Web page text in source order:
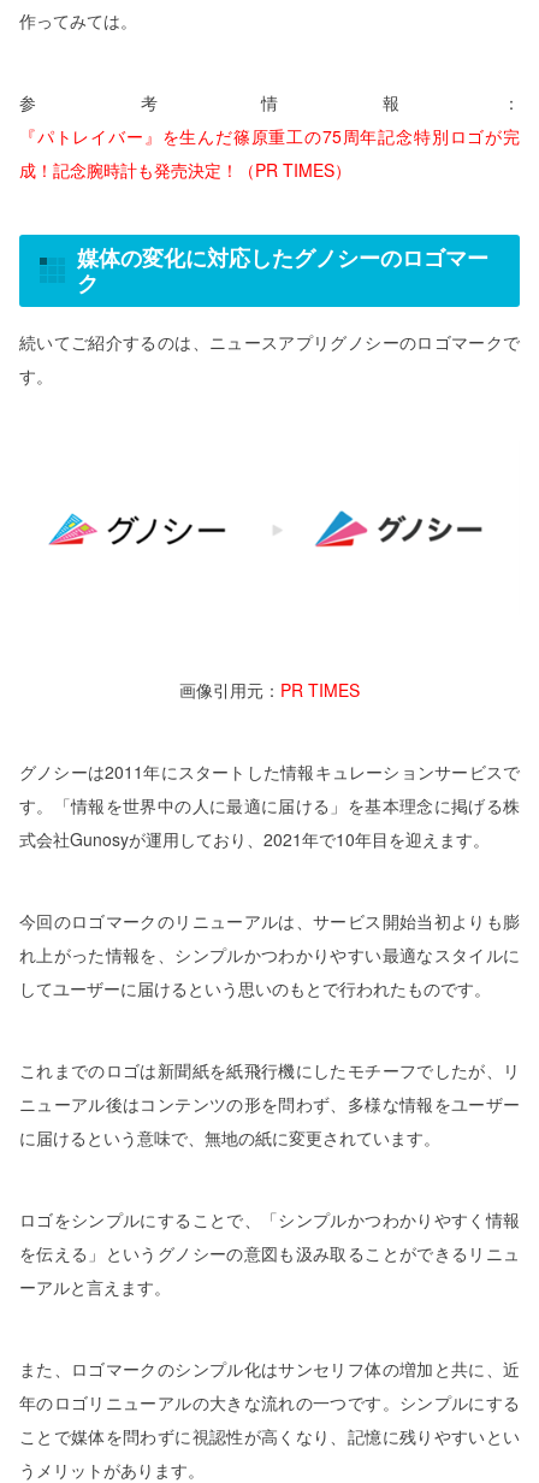
作ってみては。
参考情報：
『パトレイバー』を生んだ篠原重工の75周年記念特別ロゴが完
成！記念腕時計も発売決定！（PR TIMES）
媒体の変化に対応したグノシーのロゴマー
ク
続いてご紹介するのは、ニュースアプリグノシーのロゴマークで
す。
画像引用元： PR TIMES
グノシーは2011年にスタートした情報キュレーションサービスで
す。「情報を世界中の人に最適に届ける」を基本理念に掲げる株
式会社Gunosyが運用しており、2021年で10年目を迎えます。
今回のロゴマークのリニューアルは、サービス開始当初よりも膨
れ上がった情報を、シンプルかつわかりやすい最適なスタイルに
してユーザーに届けるという思いのもとで行われたものです。
これまでのロゴは新聞紙を紙飛行機にしたモチーフでしたが、リ
ニューアル後はコンテンツの形を問わず、多様な情報をユーザー
に届けるという意味で、無地の紙に変更されています。
ロゴをシンプルにすることで、「シンプルかつわかりやすく情報
を伝える」というグノシーの意図も汲み取ることができるリニュ
ーアルと言えます。
また、ロゴマークのシンプル化はサンセリフ体の増加と共に、近
年のロゴリニューアルの大きな流れの一つです。シンプルにする
ことで媒体を問わずに視認性が高くなり、記憶に残りやすいとい
うメリットがあります。